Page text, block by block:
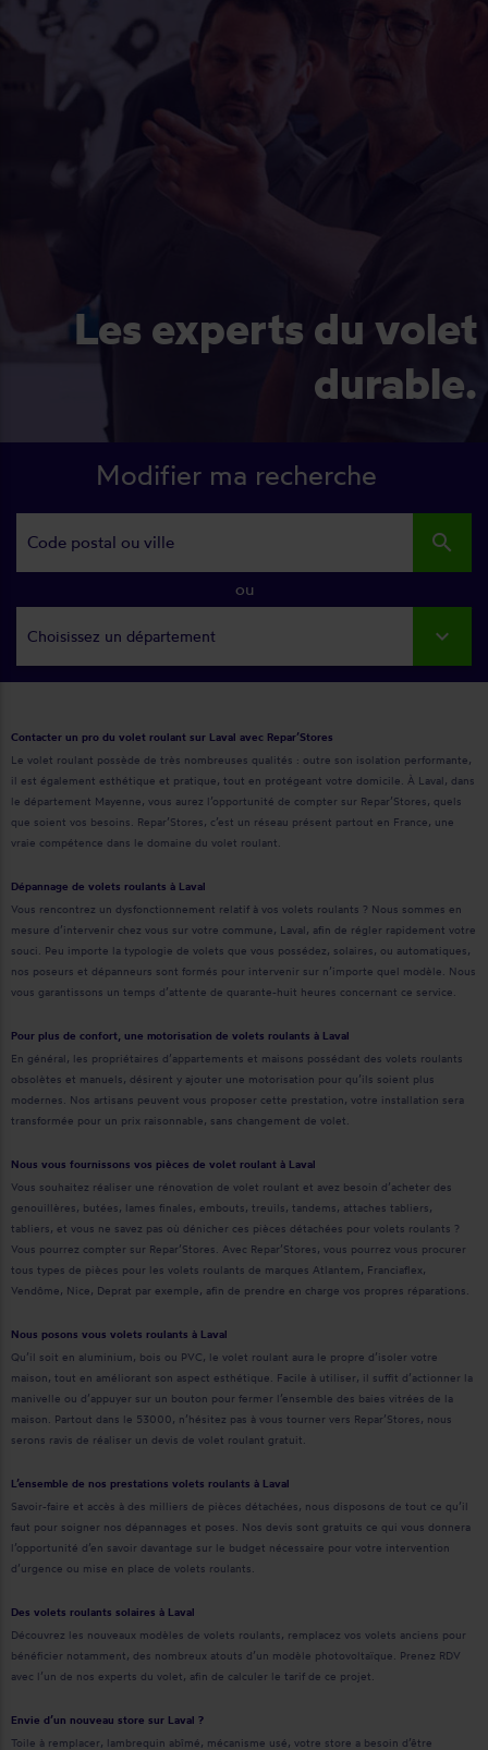
Les experts du volet
durable.
Modifier ma recherche
search
ou
Choisissez un département
Contacter un pro du volet roulant sur Laval avec Repar’Stores
Le volet roulant possède de très nombreuses qualités : outre son isolation performante,
il est également esthétique et pratique, tout en protégeant votre domicile. À Laval, dans
le département Mayenne, vous aurez l’opportunité de compter sur Repar’Stores, quels
que soient vos besoins. Repar’Stores, c’est un réseau présent partout en France, une
vraie compétence dans le domaine du volet roulant.
Dépannage de volets roulants à Laval
Vous rencontrez un dysfonctionnement relatif à vos volets roulants ? Nous sommes en
mesure d’intervenir chez vous sur votre commune, Laval, afin de régler rapidement votre
souci. Peu importe la typologie de volets que vous possédez, solaires, ou automatiques,
nos poseurs et dépanneurs sont formés pour intervenir sur n’importe quel modèle. Nous
vous garantissons un temps d’attente de quarante-huit heures concernant ce service.
Pour plus de confort, une motorisation de volets roulants à Laval
En général, les propriétaires d’appartements et maisons possédant des volets roulants
obsolètes et manuels, désirent y ajouter une motorisation pour qu’ils soient plus
modernes. Nos artisans peuvent vous proposer cette prestation, votre installation sera
transformée pour un prix raisonnable, sans changement de volet.
Nous vous fournissons vos pièces de volet roulant à Laval
Vous souhaitez réaliser une rénovation de volet roulant et avez besoin d’acheter des
genouillères, butées, lames finales, embouts, treuils, tandems, attaches tabliers,
tabliers, et vous ne savez pas où dénicher ces pièces détachées pour volets roulants ?
Vous pourrez compter sur Repar’Stores. Avec Repar’Stores, vous pourrez vous procurer
tous types de pièces pour les volets roulants de marques Atlantem, Franciaflex,
Vendôme, Nice, Deprat par exemple, afin de prendre en charge vos propres réparations.
Nous posons vous volets roulants à Laval
Qu’il soit en aluminium, bois ou PVC, le volet roulant aura le propre d’isoler votre
maison, tout en améliorant son aspect esthétique. Facile à utiliser, il suffit d’actionner la
manivelle ou d’appuyer sur un bouton pour fermer l’ensemble des baies vitrées de la
maison. Partout dans le 53000, n’hésitez pas à vous tourner vers Repar’Stores, nous
serons ravis de réaliser un devis de volet roulant gratuit.
L’ensemble de nos prestations volets roulants à Laval
Savoir-faire et accès à des milliers de pièces détachées, nous disposons de tout ce qu’il
faut pour soigner nos dépannages et poses. Nos devis sont gratuits ce qui vous donnera
l’opportunité d’en savoir davantage sur le budget nécessaire pour votre intervention
d’urgence ou mise en place de volets roulants.
Des volets roulants solaires à Laval
Découvrez les nouveaux modèles de volets roulants, remplacez vos volets anciens pour
bénéficier notamment, des nombreux atouts d’un modèle photovoltaïque. Prenez RDV
avec l’un de nos experts du volet, afin de calculer le tarif de ce projet.
Envie d’un nouveau store sur Laval ?
Toile à remplacer, lambrequin abîmé, mécanisme usé, votre store a besoin d’être